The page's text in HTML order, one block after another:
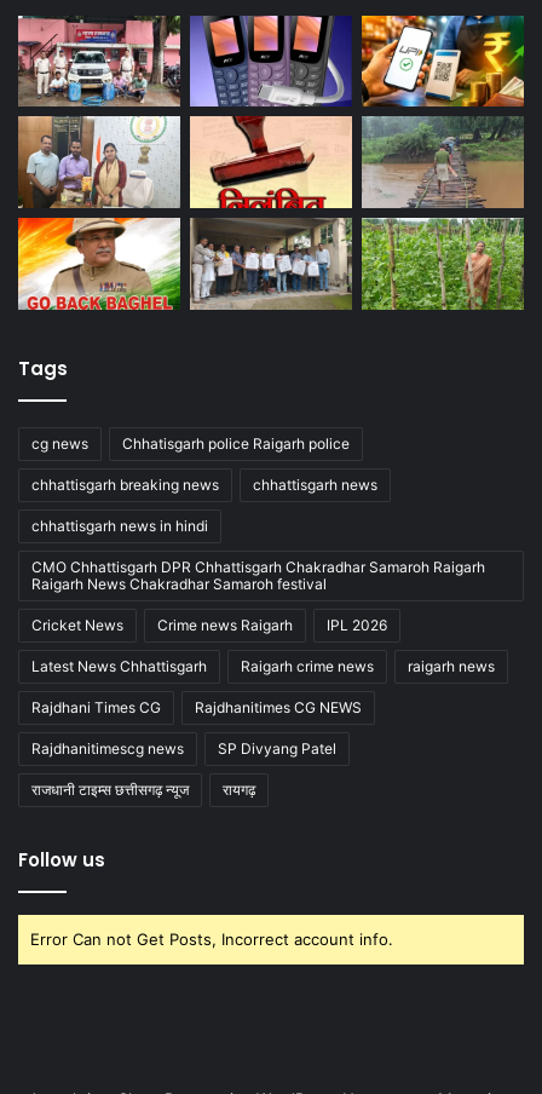
Tags
cg news Chhatisgarh police Raigarh police
chhattisgarh breaking news chhattisgarh news
chhattisgarh news in hindi
CMO Chhattisgarh DPR Chhattisgarh Chakradhar Samaroh Raigarh
Raigarh News Chakradhar Samaroh festival
Cricket News Crime news Raigarh IPL 2026
Latest News Chhattisgarh Raigarh crime news raigarh news
Rajdhani Times CG Rajdhanitimes CG NEWS
Rajdhanitimescg news SP Divyang Patel
राजधानी टाइम्स छत्तीसगढ़ न्यूज रायगढ़
Follow us
Error Can not Get Posts, Incorrect account info.